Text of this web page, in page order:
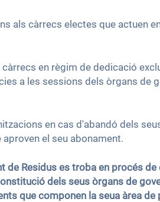
als càrrecs electes que actuen
en règim de dedicació
a les sessions dels òrgans de
en cas d'abandó dels
el seu abonament.
Residus es troba en procés
dels seus òrgans de
que componen la seua àrea de